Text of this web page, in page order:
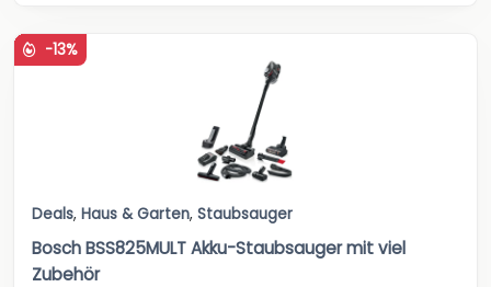
-13%
Deals, Haus & Garten, Staubsauger
Bosch BSS825MULT Akku-Staubsauger mit viel
Zubehör